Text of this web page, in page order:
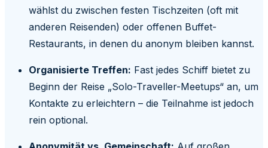
wählst du zwischen festen Tischzeiten (oft mit
anderen Reisenden) oder offenen Buffet-
Restaurants, in denen du anonym bleiben kannst.
Organisierte Treffen: Fast jedes Schiff bietet zu
Beginn der Reise „Solo-Traveller-Meetups“ an, um
Kontakte zu erleichtern – die Teilnahme ist jedoch
rein optional.